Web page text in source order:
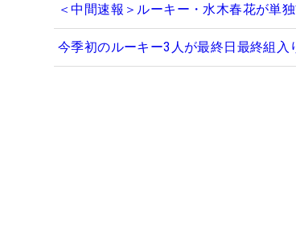
＜中間速報＞ルーキー・水木春花が単
今季初のルーキー3人が最終日最終組